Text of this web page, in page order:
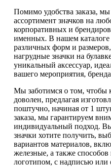
Помимо удобства заказа,
ассортимент значков на
корпоративных и
именных. В нашем каталоге
различных форм и
нагрудные значки на
уникальный аксессуар,
вашего мероприятия,
Мы заботимся о том, чтобы
доволен, предлагая
поштучно, начиная от 1
заказа, мы гарантируем
индивидуальный подход.
значки хотите получить,
вариантов материалов,
железные, а также
логотипом, с надписью или